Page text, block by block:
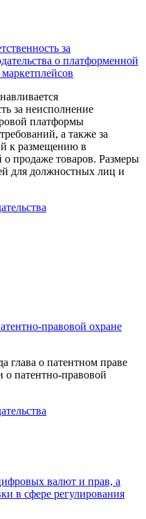
за
о платформенной
за неисполнение
платформы
а также за
к размещению в
продаже товаров. Размеры
для должностных лиц и
правовой охране
глава о патентном праве
патентно-правовой
валют и прав, а
в сфере регулирования